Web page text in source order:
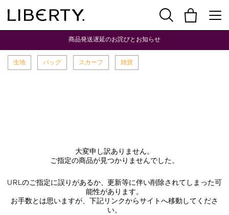
商品発送遅延のお詫びとお知らせ
生地 バッグ スカーフ 雑貨
大変申し訳ありません。
ご指定の商品が見つかりませんでした。
URLのご指定に誤りがあるか、更新等に伴い削除されてしまった可
能性があります。
お手数とは思いますが、下記リンクからサイトへ移動してくださ
い。